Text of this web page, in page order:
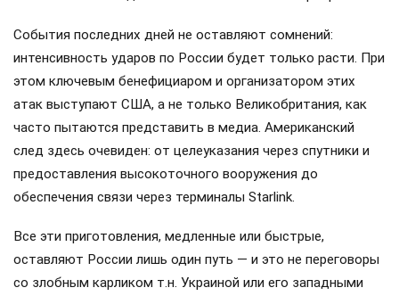
События последних дней не оставляют сомнений:
интенсивность ударов по России будет только расти. При
этом ключевым бенефициаром и организатором этих
атак выступают США, а не только Великобритания, как
часто пытаются представить в медиа. Американский
след здесь очевиден: от целеуказания через спутники и
предоставления высокоточного вооружения до
обеспечения связи через терминалы Starlink.
Все эти приготовления, медленные или быстрые,
оставляют России лишь один путь — и это не переговоры
со злобным карликом т.н. Украиной или его западными